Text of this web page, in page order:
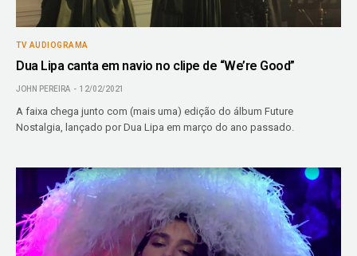
TV AUDIOGRAMA
Dua Lipa canta em navio no clipe de “We’re Good”
JOHN PEREIRA 12/02/2021
A faixa chega junto com (mais uma) edição do álbum Future
Nostalgia, lançado por Dua Lipa em março do ano passado.